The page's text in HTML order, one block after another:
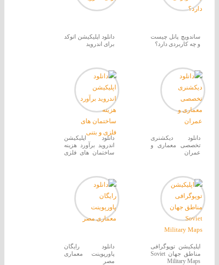
ساندویچ پانل چیست
و چه کاربردی دارد؟
دانلود اپلیکیشن اتوکد
برای اندروید
دانلود دیکشنری
تخصصی معماری و
عمران
دانلود اپلیکیشن
اندروید برآورد هزینه
ساختمان های فلزی
اپلیکیشن توپوگرافی
مناطق جهان Soviet
Military Maps
دانلود رایگان
پاورپوینت معماری
مصر